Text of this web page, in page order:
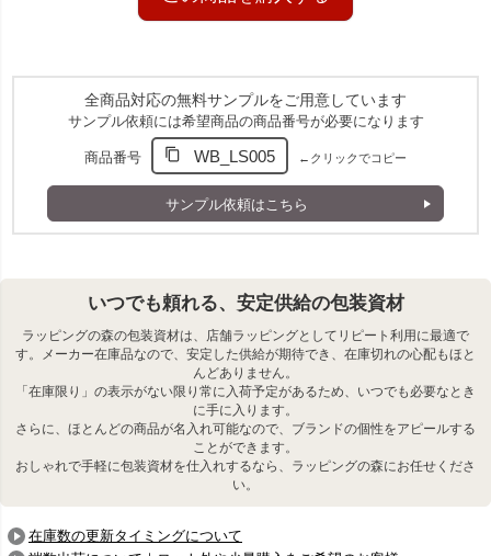
アレンジ自由！リボンで華やかに
別売りのカットリボンやシールで口を留めれば、簡単に華や
かなラッピングが完成。シンプルな袋だからこそ、アレンジ
の自由度が高く、幅広いシーンに活躍します。
コスメパッケージのラッピングに、豊富なカラー展開で彩り
を添えます。
リップやハンドクリーム、ミストボトルなどの細長いギフト
に、ぴったりフィット。
全商品対応の無料サンプルをご用意しています
サンプル依頼には希望商品の商品番号が必要になります
商品番号 WB_LS005 ←クリックでコピー
サンプル依頼はこちら
いつでも頼れる、安定供給の包装資材
ラッピングの森の包装資材は、店舗ラッピングとしてリピート利用に最適で
す。メーカー在庫品なので、安定した供給が期待でき、在庫切れの心配もほと
んどありません。
「在庫限り」の表示がない限り常に入荷予定があるため、いつでも必要なとき
に手に入ります。
さらに、ほとんどの商品が名入れ可能なので、ブランドの個性をアピールする
ことができます。
おしゃれで手軽に包装資材を仕入れするなら、ラッピングの森にお任せくださ
い。
在庫数の更新タイミングについて